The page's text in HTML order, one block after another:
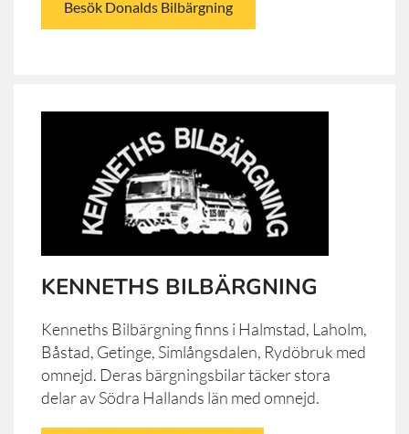
Besök Donalds Bilbärgning
KENNETHS BILBÄRGNING
Kenneths Bilbärgning finns i Halmstad, Laholm,
Båstad, Getinge, Simlångsdalen, Rydöbruk med
omnejd. Deras bärgningsbilar täcker stora
delar av Södra Hallands län med omnejd.